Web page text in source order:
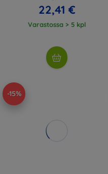
22,41 €
Varastossa > 5 kpl
-15%